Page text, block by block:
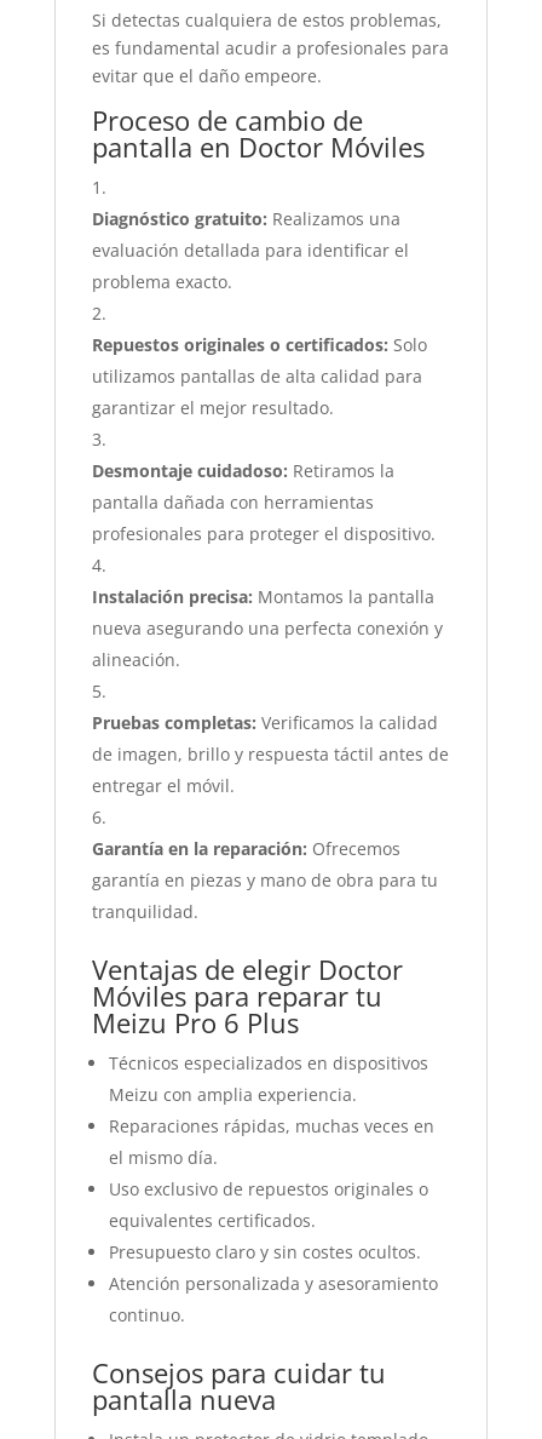
Si detectas cualquiera de estos problemas,
es fundamental acudir a profesionales para
evitar que el daño empeore.
Proceso de cambio de
pantalla en Doctor Móviles
Diagnóstico gratuito: Realizamos una
evaluación detallada para identificar el
problema exacto.
Repuestos originales o certificados: Solo
utilizamos pantallas de alta calidad para
garantizar el mejor resultado.
Desmontaje cuidadoso: Retiramos la
pantalla dañada con herramientas
profesionales para proteger el dispositivo.
Instalación precisa: Montamos la pantalla
nueva asegurando una perfecta conexión y
alineación.
Pruebas completas: Verificamos la calidad
de imagen, brillo y respuesta táctil antes de
entregar el móvil.
Garantía en la reparación: Ofrecemos
garantía en piezas y mano de obra para tu
tranquilidad.
Ventajas de elegir Doctor
Móviles para reparar tu
Meizu Pro 6 Plus
Técnicos especializados en dispositivos
Meizu con amplia experiencia.
Reparaciones rápidas, muchas veces en
el mismo día.
Uso exclusivo de repuestos originales o
equivalentes certificados.
Presupuesto claro y sin costes ocultos.
Atención personalizada y asesoramiento
continuo.
Consejos para cuidar tu
pantalla nueva